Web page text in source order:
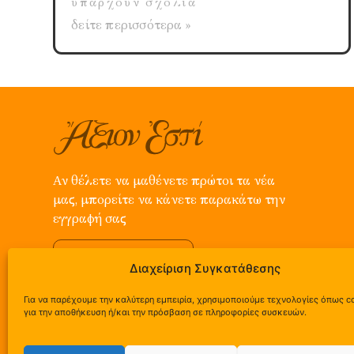
Διαχείριση Συγκατάθεσης
Για να παρέχουμε την καλύτερη εμπειρία, χρησιμοποιούμε τεχνολογίες όπως
για την αποθήκευση ή/και την πρόσβαση σε πληροφορίες συσκευών.
δείτε περισσότερα »
Αν θέλετε να μαθένετε πρώτοι τα νέα
μας, μπορείτε να κάνετε παρακάτω την
εγγραφή σας
Ε.Ο. Άργους – Στέρνας, Πανόραμα Αργολίδας | τ. +30